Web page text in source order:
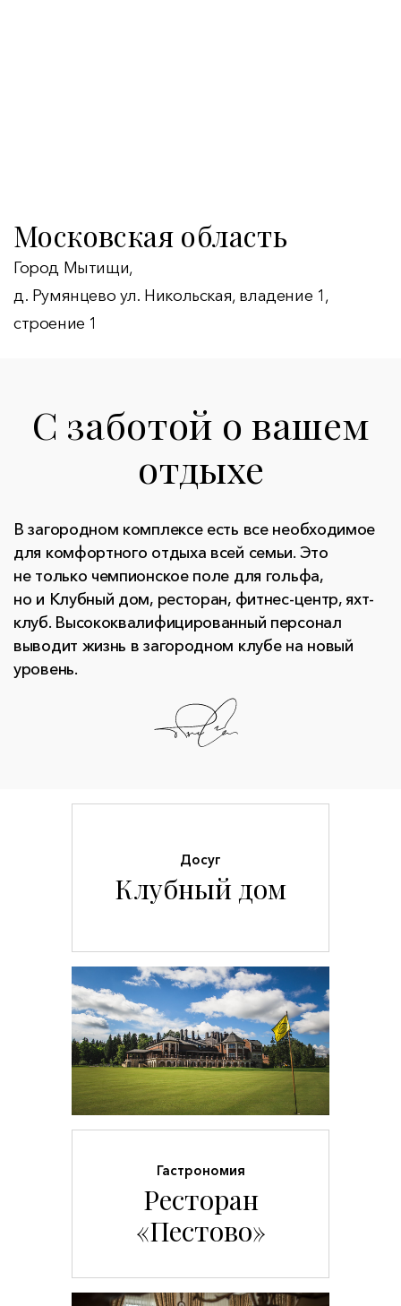
Московская область
Город Мытищи,
д. Румянцево ул. Никольская, владение 1,
строение 1
C заботой о вашем
отдыхе
В загородном комплексе есть все необходимое
для комфортного отдыха всей семьи. Это
не только чемпионское поле для гольфа,
но и Клубный дом, ресторан, фитнес-центр, яхт-
клуб. Высококвалифицированный персонал
выводит жизнь в загородном клубе на новый
уровень.
Досуг
Клубный дом
Гастрономия
Ресторан
«Пестово»